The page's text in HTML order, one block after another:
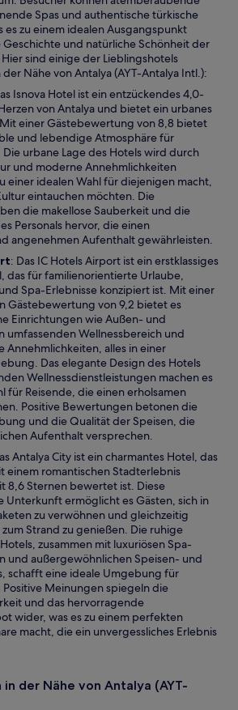
Spas und authentische türkische
es zu einem idealen Ausgangspunkt
und natürliche Schönheit der
sind einige der Lieblingshotels
Nähe von Antalya (AYT-Antalya Intl.):
Isnova Hotel ist ein entzückendes 4,0-
von Antalya und bietet ein urbanes
einer Gästebewertung von 8,8 bietet
und lebendige Atmosphäre für
urbane Lage des Hotels wird durch
und moderne Annehmlichkeiten
einer idealen Wahl für diejenigen macht,
eintauchen möchten. Die
die makellose Sauberkeit und die
Personals hervor, die einen
angenehmen Aufenthalt gewährleisten.
W
i
r
d
i
n
e
i
n
e
m
n
e
u
e
n
F
e
n
s
t
e
r
g
e
ö
f
e
: Das IC Hotels Airport ist ein erstklassiges
das für familienorientierte Urlaube,
Spa-Erlebnisse konzipiert ist. Mit einer
Gästebewertung von 9,2 bietet es
Einrichtungen wie Außen- und
umfassenden Wellnessbereich und
Annehmlichkeiten, alles in einer
Das elegante Design des Hotels
Wellnessdienstleistungen machen es
für Reisende, die einen erholsamen
Positive Bewertungen betonen die
und die Qualität der Speisen, die
Aufenthalt versprechen.
Antalya City ist ein charmantes Hotel, das
einem romantischen Stadterlebnis
8,6 Sternen bewertet ist. Diese
Unterkunft ermöglicht es Gästen, sich in
zu verwöhnen und gleichzeitig
Strand zu genießen. Die ruhige
zusammen mit luxuriösen Spa-
und außergewöhnlichen Speisen- und
schafft eine ideale Umgebung für
Positive Meinungen spiegeln die
und das hervorragende
wider, was es zu einem perfekten
macht, die ein unvergessliches Erlebnis
der Nähe von Antalya (AYT-